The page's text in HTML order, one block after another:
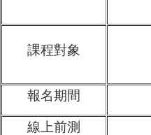
課程對象
報名期間
線上前測